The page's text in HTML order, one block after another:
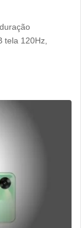
tela 120Hz,